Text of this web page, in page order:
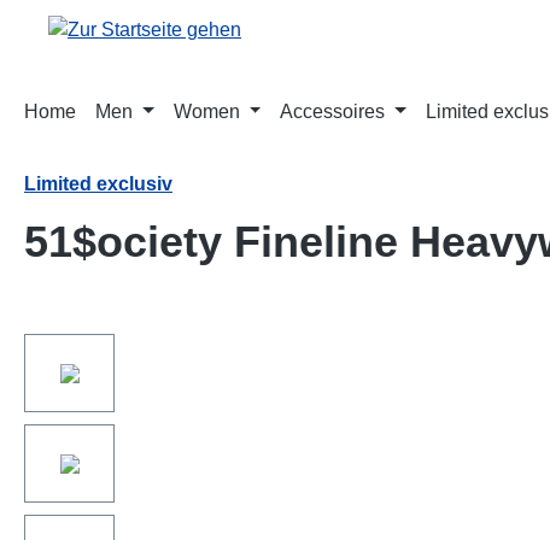
Zur Hauptnavigation springen
Home Men Women Accessoires Limited
Limited exclusiv
51$ociety Fineline